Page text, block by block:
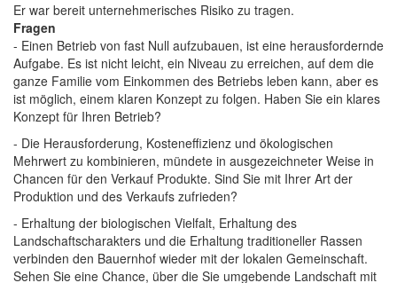
Er war bereit unternehmerisches Risiko zu tragen.
Fragen
- Einen Betrieb von fast Null aufzubauen, ist eine herausfordernde
Aufgabe. Es ist nicht leicht, ein Niveau zu erreichen, auf dem die
ganze Familie vom Einkommen des Betriebs leben kann, aber es
ist möglich, einem klaren Konzept zu folgen. Haben Sie ein klares
Konzept für Ihren Betrieb?
- Die Herausforderung, Kosteneffizienz und ökologischen
Mehrwert zu kombinieren, mündete in ausgezeichneter Weise in
Chancen für den Verkauf Produkte. Sind Sie mit Ihrer Art der
Produktion und des Verkaufs zufrieden?
- Erhaltung der biologischen Vielfalt, Erhaltung des
Landschaftscharakters und die Erhaltung traditioneller Rassen
verbinden den Bauernhof wieder mit der lokalen Gemeinschaft.
Sehen Sie eine Chance, über die Sie umgebende Landschaft mit